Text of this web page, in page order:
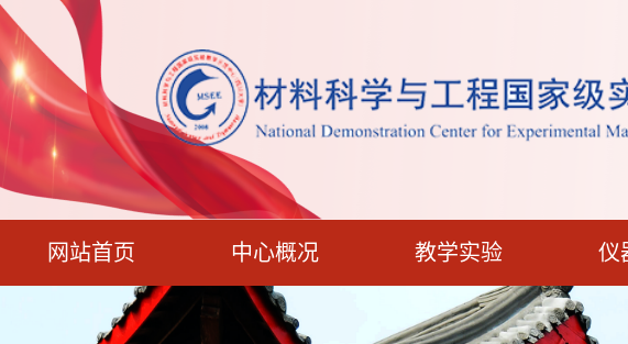
网站首页 中心概况 教学实验 仪